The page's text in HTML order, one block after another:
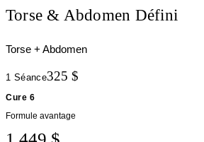
Torse & Abdomen Défini
Torse + Abdomen
1 Séance325 $
Cure 6
Formule avantage